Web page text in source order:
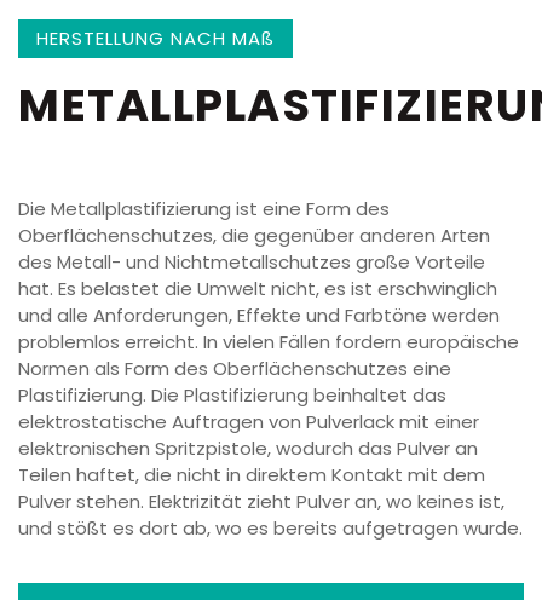
HERSTELLUNG NACH MAß
Die Metallplastifizierung ist eine Form des
Oberflächenschutzes, die gegenüber anderen Arten
des Metall- und Nichtmetallschutzes große Vorteile
hat. Es belastet die Umwelt nicht, es ist erschwinglich
und alle Anforderungen, Effekte und Farbtöne werden
problemlos erreicht. In vielen Fällen fordern europäische
Normen als Form des Oberflächenschutzes eine
Plastifizierung. Die Plastifizierung beinhaltet das
elektrostatische Auftragen von Pulverlack mit einer
elektronischen Spritzpistole, wodurch das Pulver an
Teilen haftet, die nicht in direktem Kontakt mit dem
Pulver stehen. Elektrizität zieht Pulver an, wo keines ist,
und stößt es dort ab, wo es bereits aufgetragen wurde.